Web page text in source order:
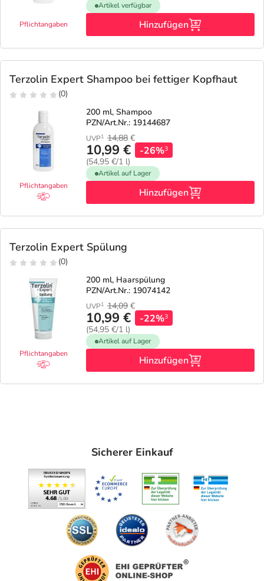
Pflichtangaben
Artikel verfügbar
Hinzufügen
Terzolin Expert Shampoo bei fettiger Kopfhaut
(0)
Pflichtangaben
200 ml, Shampoo
PZN/Art.Nr.: 19144687
UVP1 14,88 €
10,99 €
(54,95 €/1 l)
-26%3
Artikel auf Lager
Hinzufügen
Terzolin Expert Spülung
(0)
Pflichtangaben
200 ml, Haarspülung
PZN/Art.Nr.: 19074142
UVP1 14,09 €
10,99 €
(54,95 €/1 l)
-22%3
Artikel auf Lager
Hinzufügen
Sicherer Einkauf